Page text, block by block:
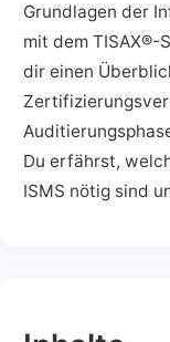
Grundlagen der
mit dem
dir einen
Du erfährst,
ISMS nötig sind